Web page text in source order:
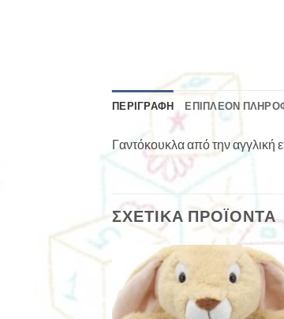
ΠΕΡΙΓΡΑΦΉ ΕΠΙΠΛΈΟΝ
Γαντόκουκλα από την αγγλική
ΣΧΕΤΙΚΆ ΠΡΟΪΌΝΤΑ